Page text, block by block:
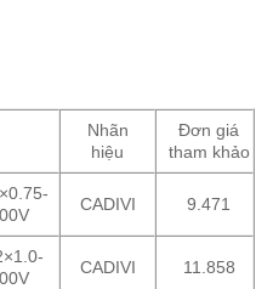
Nhãn
hiệu
Đơn giá
tham khảo
CADIVI 9.471
CADIVI 11.858